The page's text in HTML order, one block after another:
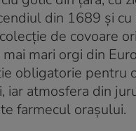
din 1689 și cu
de covoare
mari orgi din
obligatorie pentru
iar atmosfera din
farmecul orașului.